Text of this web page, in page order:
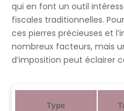
qui en font un outil
fiscales traditionnelles.
ces pierres précieuses et
nombreux facteurs, mais
d’imposition peut éclairer
Type